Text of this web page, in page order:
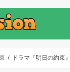
ドラマ『明日の約束